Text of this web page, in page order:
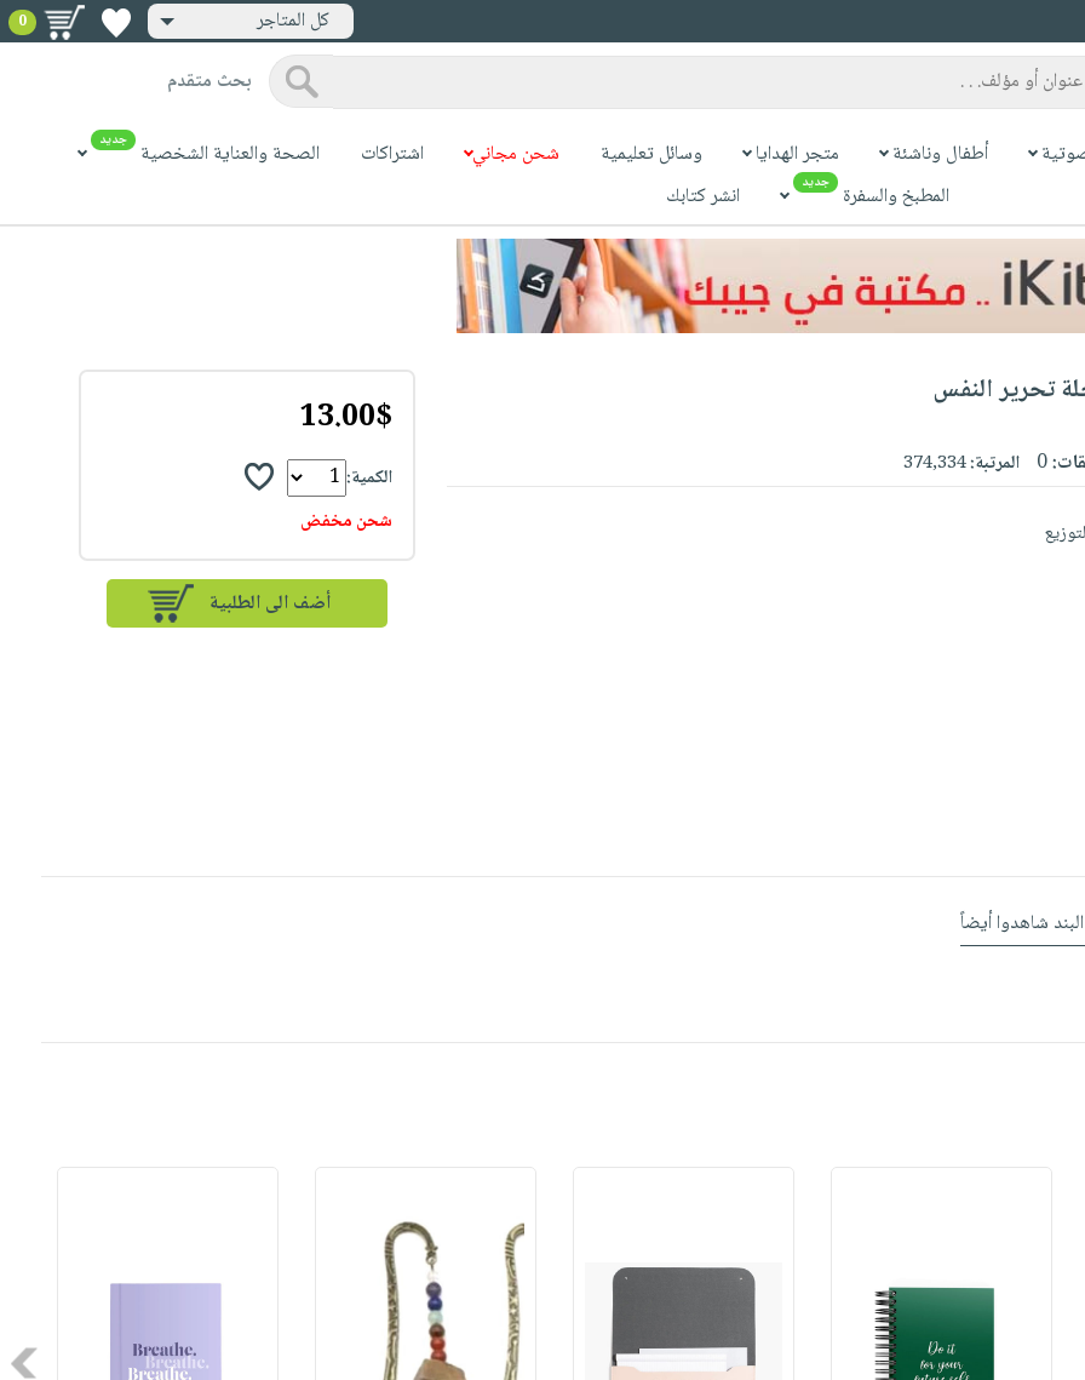
كل المتاجر 0
بحث متقدم
أطفال وناشئة متجر الهدايا وسائل تعليمية شحن مجاني اشتراكات الصحة والعناية الشخصية جديد
المطبخ والسفرة جديد انشر كتابك
تحرير النفس
0 المرتبة:374,334
13.00$
الكمية:
شحن مخفض
أضف الى الطلبية
شاهدوا أيضاً